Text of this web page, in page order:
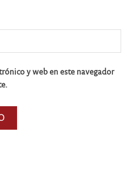
y web en este navegador